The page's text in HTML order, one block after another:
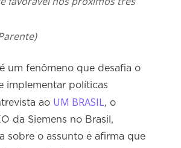
um fenômeno que desafia o
implementar políticas
ao UM BRASIL, o
da Siemens no Brasil,
sobre o assunto e afirma que